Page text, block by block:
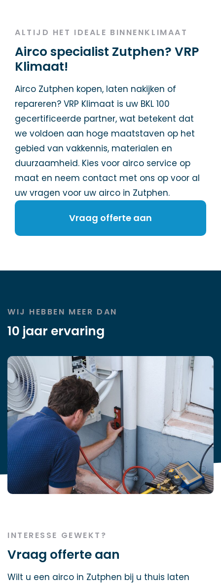
ALTIJD HET IDEALE BINNENKLIMAAT
Airco specialist Zutphen? VRP
Klimaat!
Airco Zutphen kopen, laten nakijken of
repareren? VRP Klimaat is uw BKL 100
gecertificeerde partner, wat betekent dat
we voldoen aan hoge maatstaven op het
gebied van vakkennis, materialen en
duurzaamheid. Kies voor airco service op
maat en neem contact met ons op voor al
uw vragen voor uw airco in Zutphen.
Vraag offerte aan
WIJ HEBBEN MEER DAN
10 jaar ervaring
INTERESSE GEWEKT?
Vraag offerte aan
Wilt u een airco in Zutphen bij u thuis laten